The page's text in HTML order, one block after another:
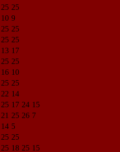
25 25
10 9
25 25
25 25
13 17
25 25
16 10
25 25
22 14
25 17 24 15
21 25 26 7
14 5
25 25
25 18 25 15